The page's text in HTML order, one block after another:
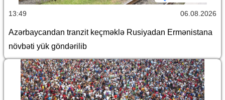
13:49 06.08.2026
Azərbaycandan tranzit keçməklə Rusiyadan Ermənistana
növbəti yük göndərilib